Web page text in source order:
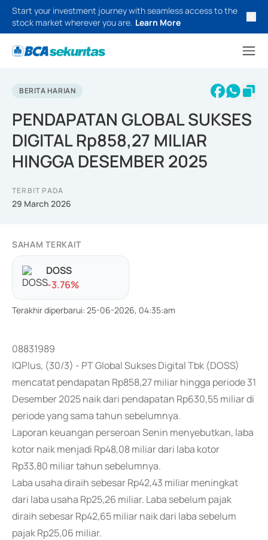
Start your investment journey with seamless access to the
stock market wherever you are. Learn More
BERITA HARIAN
PENDAPATAN GLOBAL SUKSES
DIGITAL Rp858,27 MILIAR
HINGGA DESEMBER 2025
TERBIT PADA
29 March 2026
SAHAM TERKAIT
DOSS
--3.76%
Terakhir diperbarui: 25-06-2026, 04:35:am
08831989
IQPlus, (30/3) - PT Global Sukses Digital Tbk (DOSS)
mencatat pendapatan Rp858,27 miliar hingga periode 31
Desember 2025 naik dari pendapatan Rp630,55 miliar di
periode yang sama tahun sebelumnya.
Laporan keuangan perseroan Senin menyebutkan, laba
kotor naik menjadi Rp48,08 miliar dari laba kotor
Rp33,80 miliar tahun sebelumnya.
Laba usaha diraih sebesar Rp42,43 miliar meningkat
dari laba usaha Rp25,26 miliar. Laba sebelum pajak
diraih sebesar Rp42,65 miliar naik dari laba sebelum
pajak Rp25,06 miliar.